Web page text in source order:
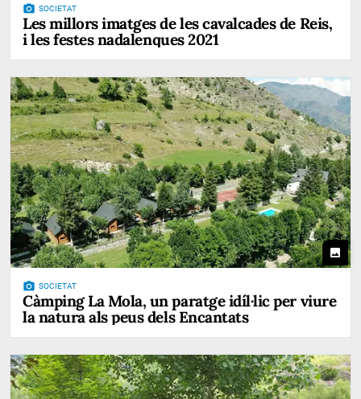
photo_camera SOCIETAT
Les millors imatges de les cavalcades de Reis,
i les festes nadalenques 2021
photo
photo_camera SOCIETAT
Càmping La Mola, un paratge idíl·lic per viure
la natura als peus dels Encantats